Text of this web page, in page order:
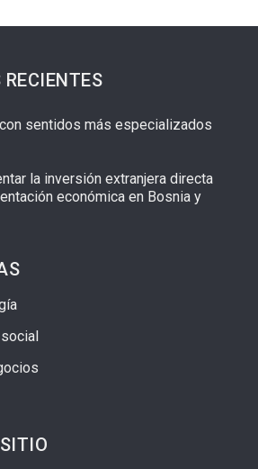
sentidos más especializados
la inversión extranjera directa
económica en Bosnia y